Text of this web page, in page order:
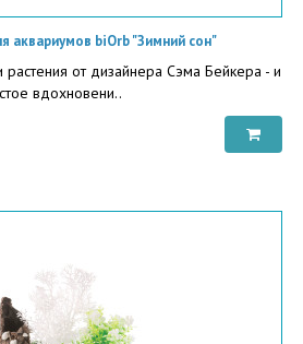
аквариумов biOrb "Зимний сон"
растения от дизайнера Сэма Бейкера - и
вдохновени..